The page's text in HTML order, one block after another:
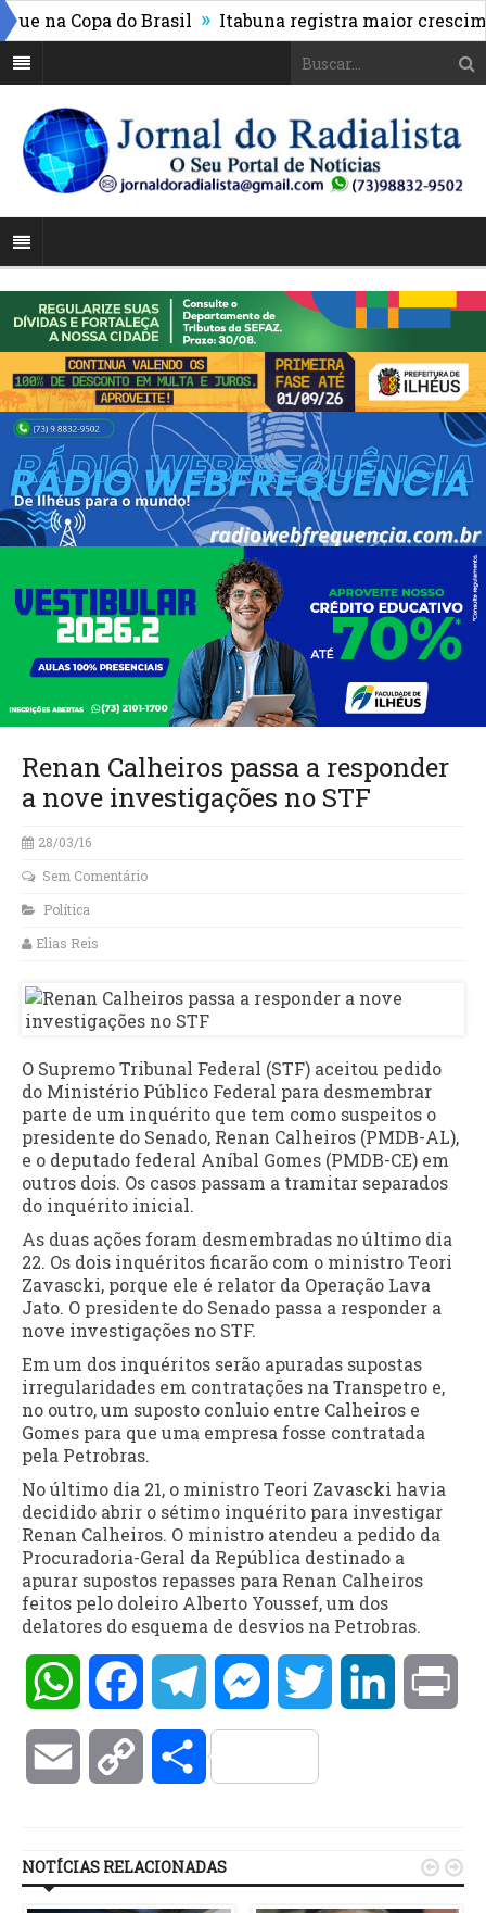
Copa do Brasil » Itabuna registra maior crescimento
Renan Calheiros passa a responder
a nove investigações no STF
28/03/16
Sem Comentário
Política
Elias Reis
O Supremo Tribunal Federal (STF) aceitou pedido
do Ministério Público Federal para desmembrar
parte de um inquérito que tem como suspeitos o
presidente do Senado, Renan Calheiros (PMDB-AL),
e o deputado federal Aníbal Gomes (PMDB-CE) em
outros dois. Os casos passam a tramitar separados
do inquérito inicial.
As duas ações foram desmembradas no último dia
22. Os dois inquéritos ficarão com o ministro Teori
Zavascki, porque ele é relator da Operação Lava
Jato. O presidente do Senado passa a responder a
nove investigações no STF.
Em um dos inquéritos serão apuradas supostas
irregularidades em contratações na Transpetro e,
no outro, um suposto conluio entre Calheiros e
Gomes para que uma empresa fosse contratada
pela Petrobras.
No último dia 21, o ministro Teori Zavascki havia
decidido abrir o sétimo inquérito para investigar
Renan Calheiros. O ministro atendeu a pedido da
Procuradoria-Geral da República destinado a
apurar supostos repasses para Renan Calheiros
feitos pelo doleiro Alberto Youssef, um dos
delatores do esquema de desvios na Petrobras.
WhatsAppFacebookTelegramMessengerTwitter LinkedIn
Email Copy Compartilhar
NOTÍCIAS RELACIONADAS  